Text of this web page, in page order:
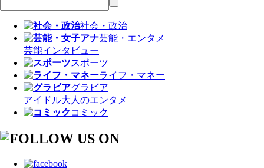
社会・政治
芸能・エンタメ
芸能インタビュー
スポーツ
ライフ・マネー
グラビア
アイドル大人のエンタメ
コミック